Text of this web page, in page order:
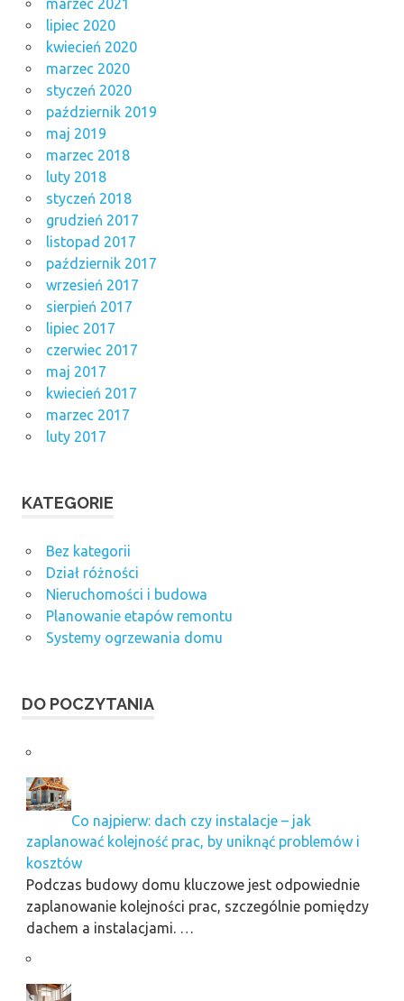
marzec 2021
lipiec 2020
kwiecień 2020
marzec 2020
styczeń 2020
październik 2019
maj 2019
marzec 2018
luty 2018
styczeń 2018
grudzień 2017
listopad 2017
październik 2017
wrzesień 2017
sierpień 2017
lipiec 2017
czerwiec 2017
maj 2017
kwiecień 2017
marzec 2017
luty 2017
KATEGORIE
Bez kategorii
Dział różności
Nieruchomości i budowa
Planowanie etapów remontu
Systemy ogrzewania domu
DO POCZYTANIA
Co najpierw: dach czy instalacje – jak
zaplanować kolejność prac, by uniknąć problemów i
kosztów
Podczas budowy domu kluczowe jest odpowiednie
zaplanowanie kolejności prac, szczególnie pomiędzy
dachem a instalacjami. …